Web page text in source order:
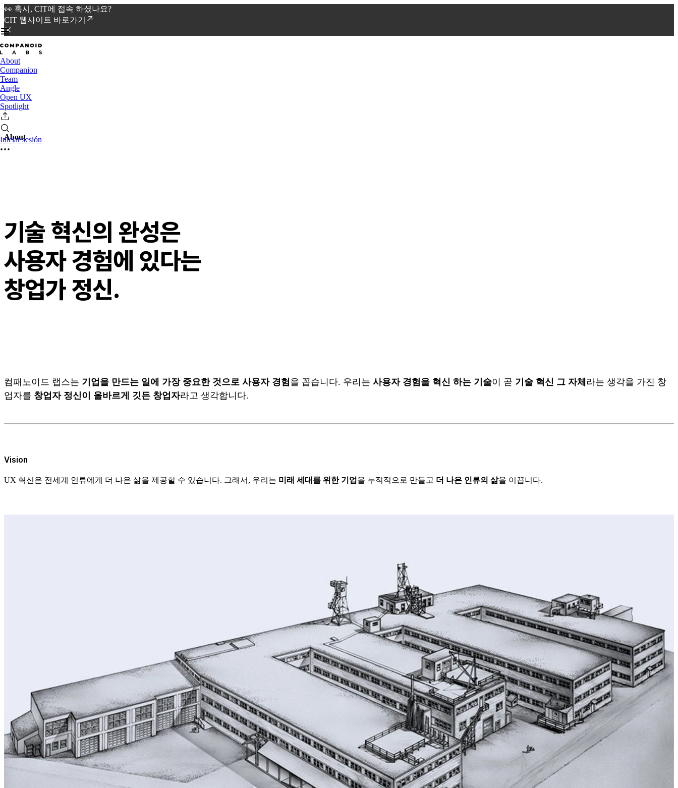
👀 혹시, CIT에 접속 하셨나요?
CIT 웹사이트 바로가기
About
Companion
Team
Angle
Open UX
Spotlight
Iniciar sesión
About
기술 혁신의 완성은
사용자 경험에 있다는
창업가 정신.
컴패노이드 랩스는 기업을 만드는 일에 가장 중요한 것으로 사용자 경험을 꼽습니다. 우리는 사용자 경험을 혁신 하는 기술이 곧 기술 혁신 그 자체 라는 생각을 가진 창
업자를 창업자 정신이 올바르게 깃든 창업자라고 생각합니다.
Vision
UX 혁신은 전세계 인류에게 더 나은 삶을 제공할 수 있습니다. 그래서, 우리는 미래 세대를 위한 기업 을 누적적으로 만들고 더 나은 인류의 삶을 이끕니다.